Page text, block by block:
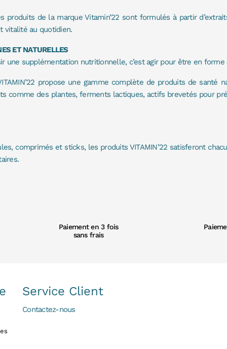
produits de la marque Vitamin’22 sont formulés à partir
vitalité au quotidien.
ET NATURELLES
une supplémentation nutritionnelle, c’est agir pour être en forme
propose une gamme complète de produits de santé
comme des plantes, ferments lactiques, actifs brevetés pour
comprimés et sticks, les produits VITAMIN’22 satisferont
Paiement en 3 fois
sans frais
Service Client
Contactez-nous